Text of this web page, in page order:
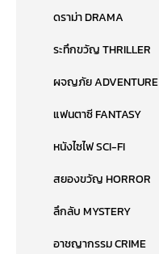
ดราม่า DRAMA
ระทึกขวัญ THRILLER
ผจญภัย ADVENTURE
แฟนตาซี FANTASY
หนังไซไฟ SCI-FI
สยองขวัญ HORROR
ลึกลับ MYSTERY
อาชญากรรม CRIME